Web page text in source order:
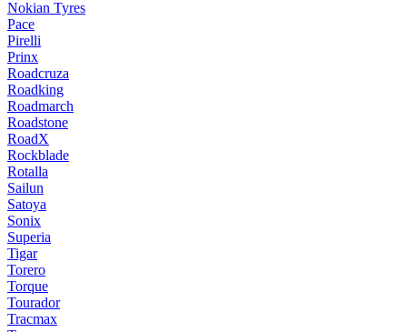
Nokian Tyres
Pace
Pirelli
Prinx
Roadcruza
Roadking
Roadmarch
Roadstone
RoadX
Rockblade
Rotalla
Sailun
Satoya
Sonix
Superia
Tigar
Torero
Torque
Tourador
Tracmax